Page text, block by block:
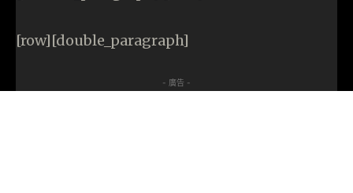
[row][double_paragraph]
- 廣告 -